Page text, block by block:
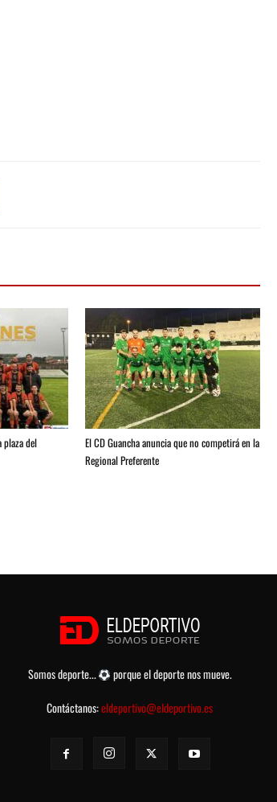
plaza del
El CD Guancha anuncia que no competirá en la
Regional Preferente
Somos deporte...
porque el deporte nos mueve.
Contáctanos:eldeportivo@eldeportivo.es